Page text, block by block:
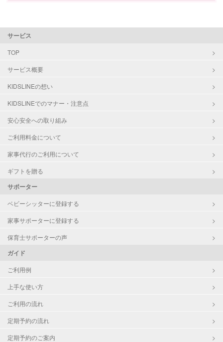
サービス
TOP
サービス概要
KIDSLINEの想い
KIDSLINEでのマナー・注意点
安心安全への取り組み
ご利用料金について
家事代行のご利用について
ギフトを贈る
サポーター
ベビーシッターに登録する
家事サポーターに登録する
保育士サポーターの声
ガイド
ご利用例
上手な使い方
ご利用の流れ
定期予約の流れ
定期予約のご案内